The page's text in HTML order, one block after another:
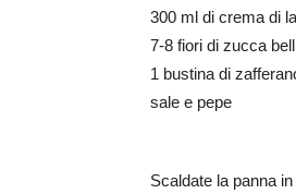
300 ml di crema di
7-8 fiori di zucca
1 bustina di
sale e pepe
Scaldate la panna